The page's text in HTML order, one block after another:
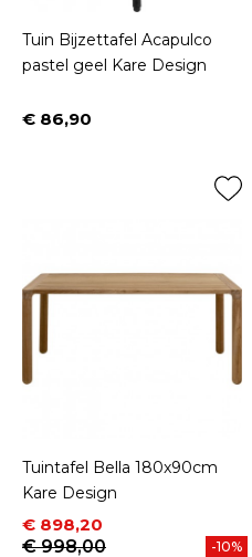
Tuin Bijzettafel Acapulco
pastel geel Kare Design
Prijs
€ 86,90
Tuintafel Bella 180x90cm
Kare Design
Prijs
€ 898,20
Normale prijs
€ 998,00
-10%